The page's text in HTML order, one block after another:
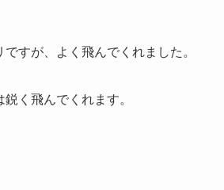
すが、よく飛んでくれました。
く飛んでくれます。